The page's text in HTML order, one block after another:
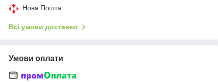
Нова Пошта
Всі умови доставки
Умови оплати